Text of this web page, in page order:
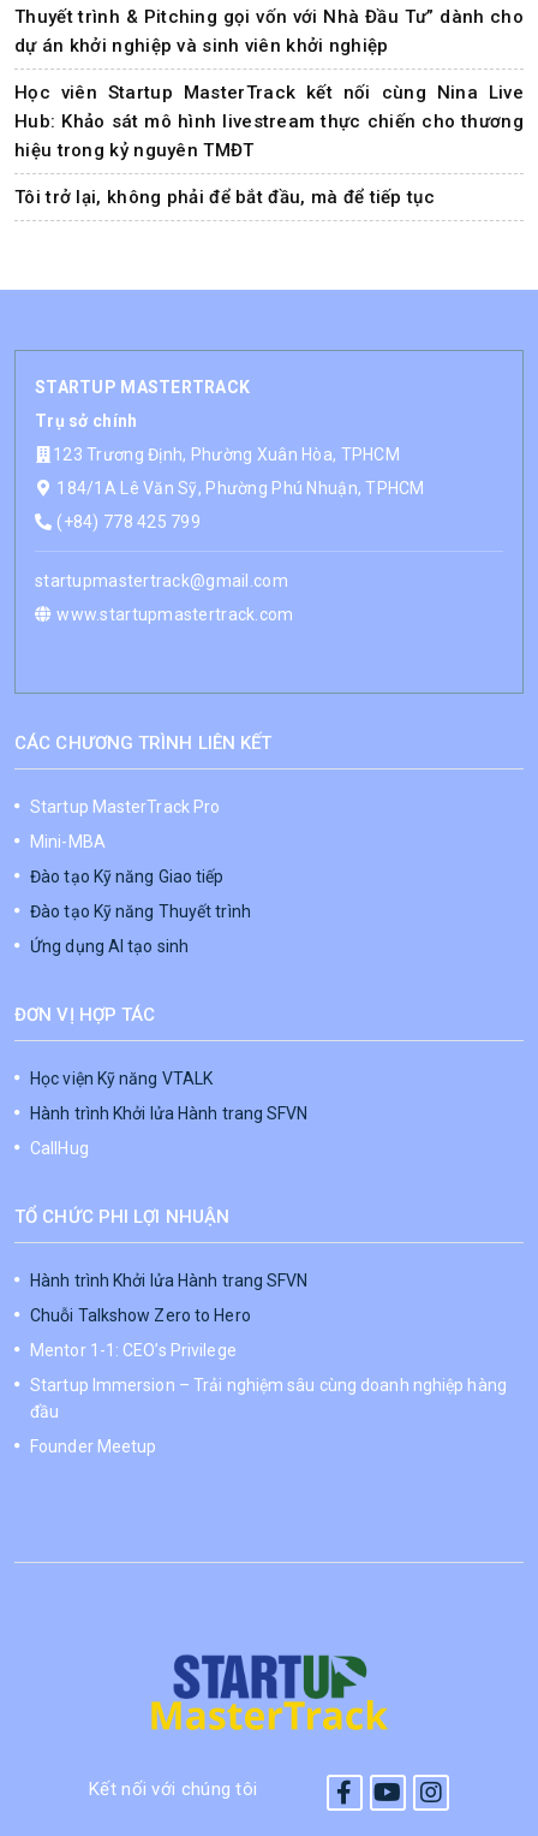
Thuyết trình & Pitching gọi vốn với Nhà Đầu Tư” dành cho
dự án khởi nghiệp và sinh viên khởi nghiệp
Học viên Startup MasterTrack kết nối cùng Nina Live
Hub: Khảo sát mô hình livestream thực chiến cho thương
hiệu trong kỷ nguyên TMĐT
Tôi trở lại, không phải để bắt đầu, mà để tiếp tục
STARTUP MASTERTRACK
Trụ sở chính
123 Trương Định, Phường Xuân Hòa, TPHCM
184/1A Lê Văn Sỹ, Phường Phú Nhuận, TPHCM
(+84) 778 425 799
startupmastertrack@gmail.com
www.startupmastertrack.com
CÁC CHƯƠNG TRÌNH LIÊN KẾT
Startup MasterTrack Pro
Mini-MBA
Đào tạo Kỹ năng Giao tiếp
Đào tạo Kỹ năng Thuyết trình
Ứng dụng AI tạo sinh
ĐƠN VỊ HỢP TÁC
Học viện Kỹ năng VTALK
Hành trình Khởi lửa Hành trang SFVN
CallHug
TỔ CHỨC PHI LỢI NHUẬN
Hành trình Khởi lửa Hành trang SFVN
Chuỗi Talkshow Zero to Hero
Mentor 1-1: CEO’s Privilege
Startup Immersion – Trải nghiệm sâu cùng doanh nghiệp hàng
đầu
Founder Meetup
Kết nối với chúng tôi